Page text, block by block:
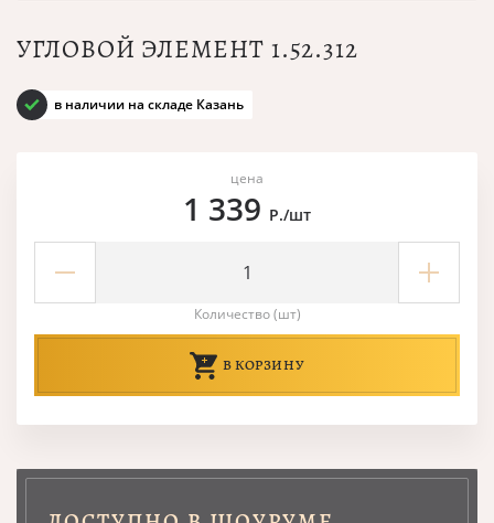
УГЛОВОЙ ЭЛЕМЕНТ 1.52.312
в наличии на складе Казань
цена
1 339 Р./шт
Количество (шт)
В КОРЗИНУ